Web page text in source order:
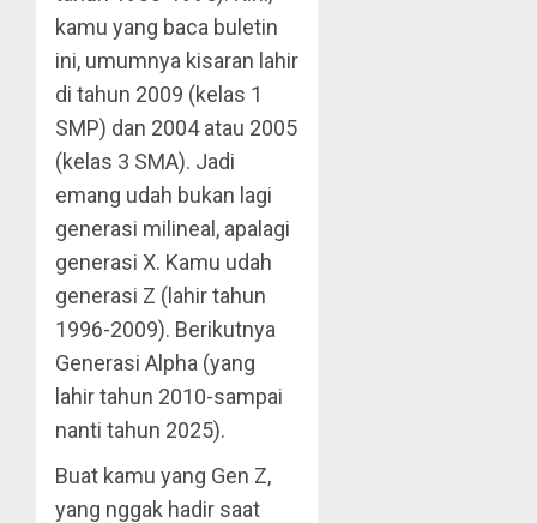
kamu yang baca buletin
ini, umumnya kisaran lahir
di tahun 2009 (kelas 1
SMP) dan 2004 atau 2005
(kelas 3 SMA). Jadi
emang udah bukan lagi
generasi milineal, apalagi
generasi X. Kamu udah
generasi Z (lahir tahun
1996-2009). Berikutnya
Generasi Alpha (yang
lahir tahun 2010-sampai
nanti tahun 2025).
Buat kamu yang Gen Z,
yang nggak hadir saat